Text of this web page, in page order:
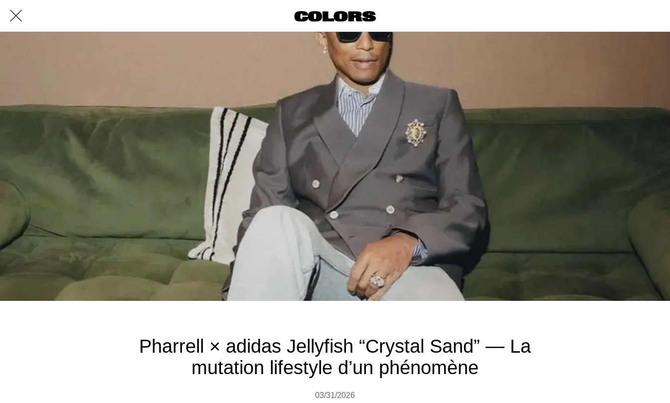
Pharrell × adidas Jellyfish “Crystal Sand” — La
mutation lifestyle d’un phénomène
03/31/2026